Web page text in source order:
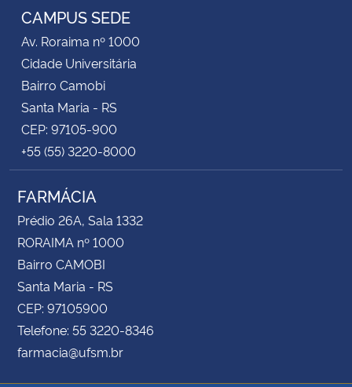
CAMPUS SEDE
Av. Roraima nº 1000
Cidade Universitária
Bairro Camobi
Santa Maria - RS
CEP: 97105-900
+55 (55) 3220-8000
FARMÁCIA
Prédio 26A, Sala 1332
RORAIMA nº 1000
Bairro CAMOBI
Santa Maria - RS
CEP: 97105900
Telefone: 55 3220-8346
farmacia@ufsm.br